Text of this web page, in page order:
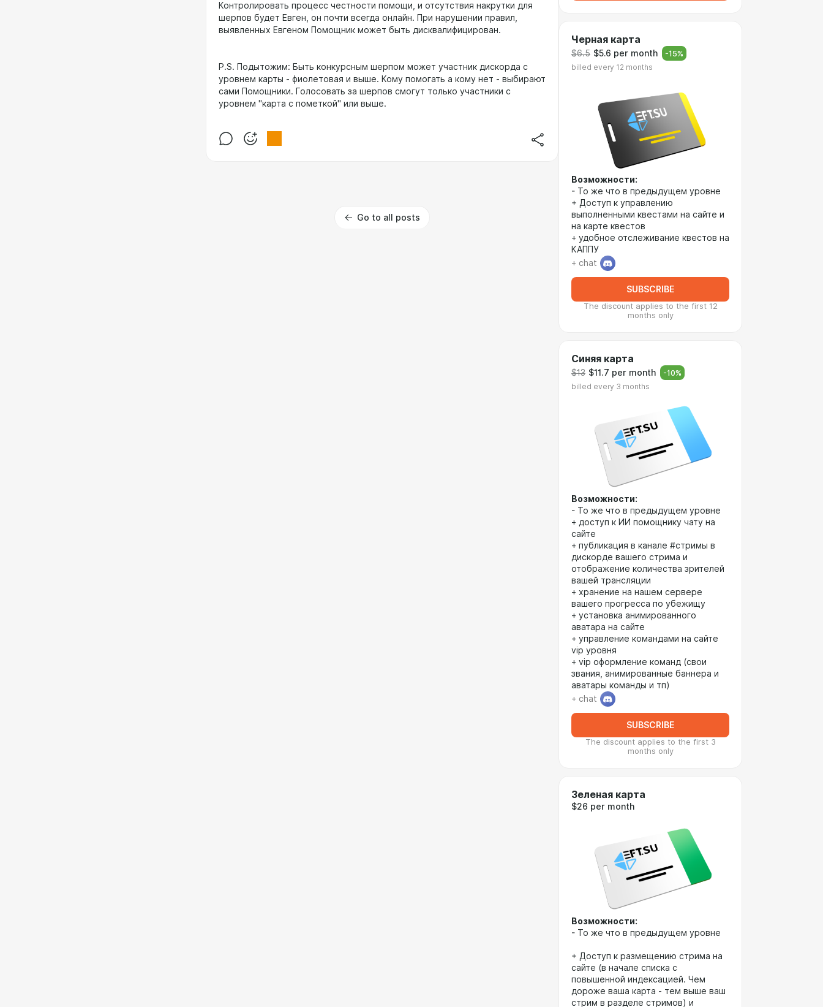
Контролировать процесс честности помощи, и отсутствия накрутки для
шерпов будет Евген, он почти всегда онлайн. При нарушении правил,
выявленных Евгеном Помощник может быть дисквалифицирован.
P.S. Подытожим: Быть конкурсным шерпом может участник дискорда с
уровнем карты - фиолетовая и выше. Кому помогать а кому нет - выбирают
сами Помощники. Голосовать за шерпов смогут только участники с
уровнем "карта с пометкой" или выше.
Go to all posts
Черная карта
$6.5 $5.6 per month -15%
billed every 12 months
Возможности:
- То же что в предыдущем уровне
+ Доступ к управлению
выполненными квестами на сайте и
на карте квестов
+ удобное отслеживание квестов на
КАППУ
+ chat
SUBSCRIBE
The discount applies to the first 12
months only
Синяя карта
$13 $11.7 per month -10%
billed every 3 months
Возможности:
- То же что в предыдущем уровне
+ доступ к ИИ помощнику чату на
сайте
+ публикация в канале #стримы в
дискорде вашего стрима и
отображение количества зрителей
вашей трансляции
+ хранение на нашем сервере
вашего прогресса по убежищу
+ установка анимированного
аватара на сайте
+ управление командами на сайте
vip уровня
+ vip оформление команд (свои
звания, анимированные баннера и
аватары команды и тп)
+ chat
SUBSCRIBE
The discount applies to the first 3
months only
Зеленая карта
$26 per month
Возможности:
- То же что в предыдущем уровне
+ Доступ к размещению стрима на
сайте (в начале списка с
повышенной индексацией. Чем
дороже ваша карта - тем выше ваш
стрим в разделе стримов) и